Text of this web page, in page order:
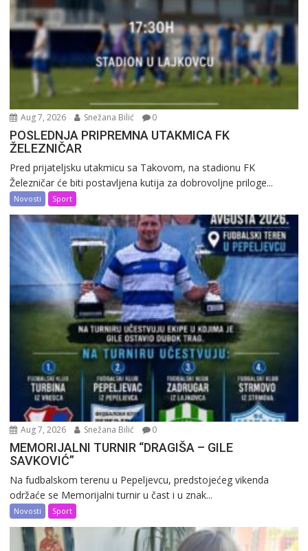
Aug 7, 2026 Snežana Bilić 0
POSLEDNJA PRIPREMNA UTAKMICA FK
ŽELEZNIČAR
Pred prijateljsku utakmicu sa Takovom, na stadionu FK
Železničar će biti postavljena kutija za dobrovoljne priloge...
Novosti Sport
Aug 7, 2026 Snežana Bilić 0
MEMORIJALNI TURNIR “DRAGIŠA – GILE
SAVKOVIĆ”
Na fudbalskom terenu u Pepeljevcu, predstojećeg vikenda
održaće se Memorijalni turnir u čast i u znak...
Novosti Sport